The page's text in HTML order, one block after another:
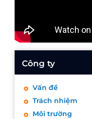
Công ty
Vấn đề
Trách nhiệm
Môi trường